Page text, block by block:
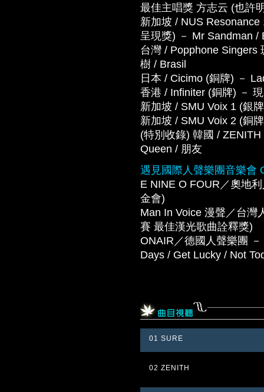
最佳主唱獎 方志云 (也許
新加坡 / NUS
呈現獎) － Mr Sandman /
台灣 / Popphone Singers
樹 / Brasil
日本 / Cicimo (銅牌) －
香港 / Infiniter (銅牌) －
新加坡 / SMU Voix 1 (銀
新加坡 / SMU Voix 2 (銅
(特別收錄) 韓國 /
Queen / 朋友
遇見國際人聲樂團音樂會
E NINE O FOUR／奧地
金會)
Man In Voice 漫聲／台灣
賽 最佳漢光歌曲詮釋獎)
ONAIR／德國人聲樂團
Days / Get Lucky / Not
01 SURE
02 ZENITH